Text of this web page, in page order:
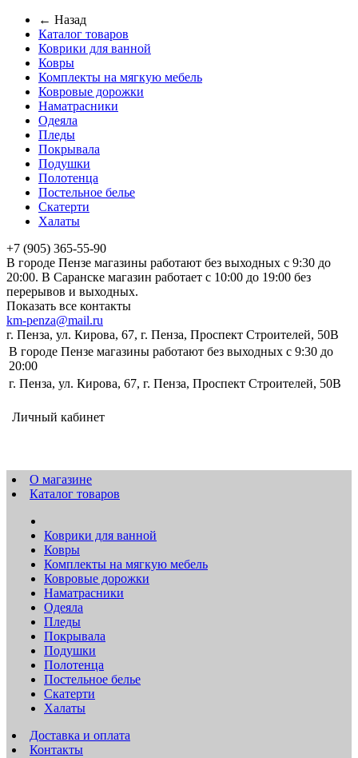
← Назад
Каталог товаров
Коврики для ванной
Ковры
Комплекты на мягкую мебель
Ковровые дорожки
Наматрасники
Одеяла
Пледы
Покрывала
Подушки
Полотенца
Постельное белье
Скатерти
Халаты
+7 (905) 365-55-90
В городе Пензе магазины работают без выходных с 9:30 до
20:00. В Саранске магазин работает с 10:00 до 19:00 без
перерывов и выходных.
Показать все контакты
km-penza@mail.ru
г. Пенза, ул. Кирова, 67, г. Пенза, Проспект Строителей, 50В
В городе Пензе магазины работают без выходных с 9:30 до
20:00
г. Пенза, ул. Кирова, 67, г. Пенза, Проспект Строителей, 50В
Личный кабинет
О магазине
Каталог товаров
Коврики для ванной
Ковры
Комплекты на мягкую мебель
Ковровые дорожки
Наматрасники
Одеяла
Пледы
Покрывала
Подушки
Полотенца
Постельное белье
Скатерти
Халаты
Доставка и оплата
Контакты